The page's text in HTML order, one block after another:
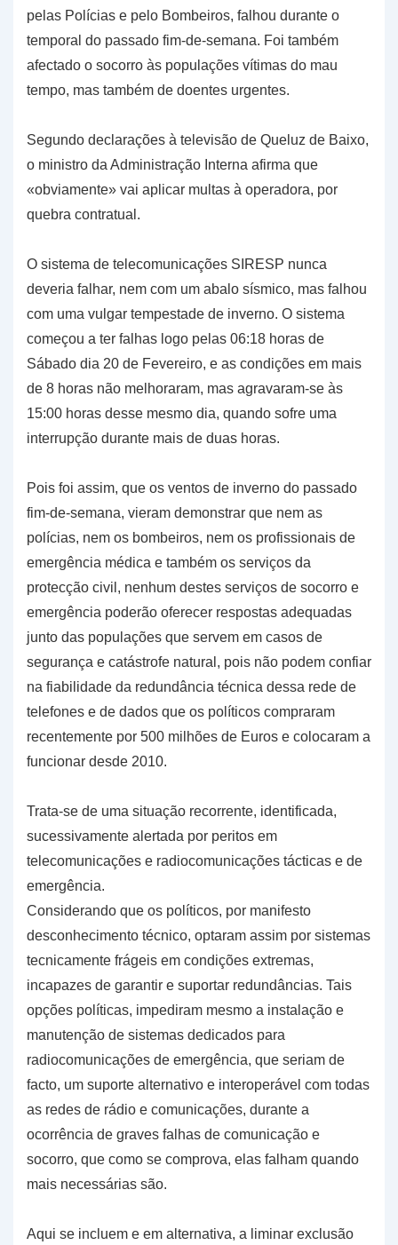
pelas Polícias e pelo Bombeiros, falhou durante o
temporal do passado fim-de-semana. Foi também
afectado o socorro às populações vítimas do mau
tempo, mas também de doentes urgentes.
Segundo declarações à televisão de Queluz de Baixo,
o ministro da Administração Interna afirma que
«obviamente» vai aplicar multas à operadora, por
quebra contratual.
O sistema de telecomunicações SIRESP nunca
deveria falhar, nem com um abalo sísmico, mas falhou
com uma vulgar tempestade de inverno. O sistema
começou a ter falhas logo pelas 06:18 horas de
Sábado dia 20 de Fevereiro, e as condições em mais
de 8 horas não melhoraram, mas agravaram-se às
15:00 horas desse mesmo dia, quando sofre uma
interrupção durante mais de duas horas.
Pois foi assim, que os ventos de inverno do passado
fim-de-semana, vieram demonstrar que nem as
polícias, nem os bombeiros, nem os profissionais de
emergência médica e também os serviços da
protecção civil, nenhum destes serviços de socorro e
emergência poderão oferecer respostas adequadas
junto das populações que servem em casos de
segurança e catástrofe natural, pois não podem confiar
na fiabilidade da redundância técnica dessa rede de
telefones e de dados que os políticos compraram
recentemente por 500 milhões de Euros e colocaram a
funcionar desde 2010.
Trata-se de uma situação recorrente, identificada,
sucessivamente alertada por peritos em
telecomunicações e radiocomunicações tácticas e de
emergência.
Considerando que os políticos, por manifesto
desconhecimento técnico, optaram assim por sistemas
tecnicamente frágeis em condições extremas,
incapazes de garantir e suportar redundâncias. Tais
opções políticas, impediram mesmo a instalação e
manutenção de sistemas dedicados para
radiocomunicações de emergência, que seriam de
facto, um suporte alternativo e interoperável com todas
as redes de rádio e comunicações, durante a
ocorrência de graves falhas de comunicação e
socorro, que como se comprova, elas falham quando
mais necessárias são.
Aqui se incluem e em alternativa, a liminar exclusão